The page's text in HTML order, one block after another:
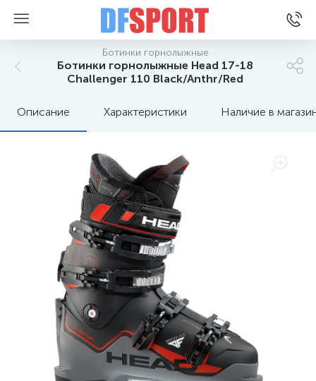
Ботинки горнолыжные
Ботинки горнолыжные Head 17-18
Challenger 110 Black/Anthr/Red
Описание Характеристики Наличие в